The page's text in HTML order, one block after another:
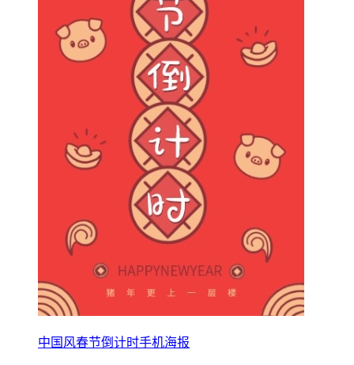
中国风春节倒计时手机海报